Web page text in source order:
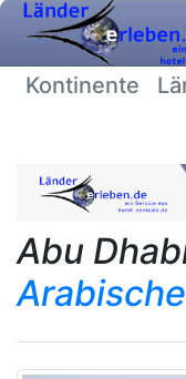
Kontinente
Abu